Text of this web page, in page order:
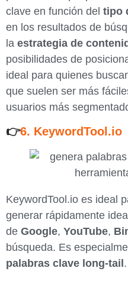
clave en función del tipo
en los resultados de
la estrategia de
posibilidades de
ideal para quienes
que suelen ser más
usuarios más
👉6. KeywordTool.io
KeywordTool.io es ideal
generar rápidamente
de Google, YouTube,
búsqueda. Es
palabras clave long-tail.